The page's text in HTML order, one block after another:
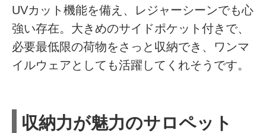
UVカット機能を備え、レジャーシーンでも心
強い存在。大きめのサイドポケット付きで、
必要最低限の荷物をさっと収納でき、ワンマ
イルウェアとしても活躍してくれそうです。
収納力が魅力のサロペット